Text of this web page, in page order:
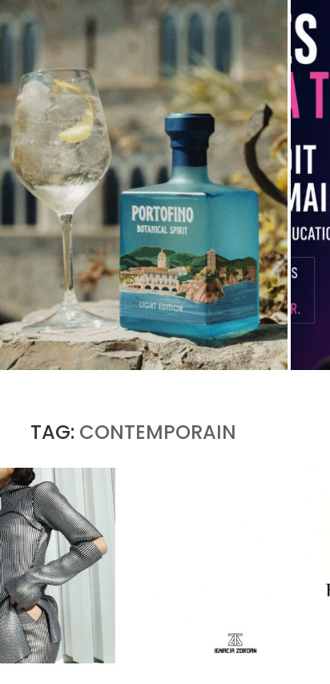
PORTOFINO CHERCHE L’INTENSITÉ À VINGT
DEGRÉS
byPASCAL IAKOVOU
TAG: CONTEMPORAIN